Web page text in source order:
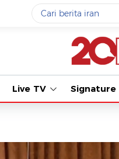
Yang sedang
piala presiden
#3gempa hari ini
#5iran
Live TV Signature